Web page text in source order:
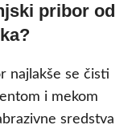
pribor od
najlakše se čisti
i mekom
sredstva